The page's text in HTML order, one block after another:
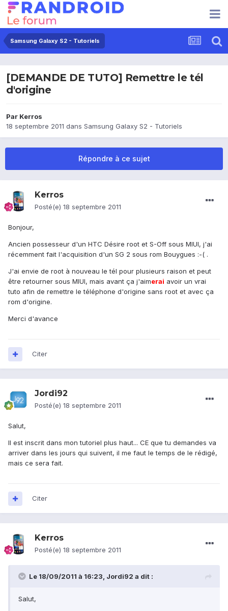
Samsung Galaxy S2 - Tutoriels
[DEMANDE DE TUTO] Remettre le tél
d'origine
Par Kerros
18 septembre 2011 dans Samsung Galaxy S2 - Tutoriels
Répondre à ce sujet
Kerros
Posté(e) 18 septembre 2011
Bonjour,
Ancien possesseur d'un HTC Désire root et S-Off sous MIUI, j'ai
récemment fait l'acquisition d'un SG 2 sous rom Bouygues :-( .
J'ai envie de root à nouveau le tél pour plusieurs raison et peut
être retourner sous MIUI, mais avant ça j'aimerai avoir un vrai
tuto afin de remettre le téléphone d'origine sans root et avec ça
rom d'origine.
Merci d'avance
Citer
Jordi92
Posté(e) 18 septembre 2011
Salut,
Il est inscrit dans mon tutoriel plus haut... CE que tu demandes va
arriver dans les jours qui suivent, il me faut le temps de le rédigé,
mais ce sera fait.
Citer
Kerros
Posté(e) 18 septembre 2011
Le 18/09/2011 à 16:23, Jordi92 a dit :
Salut,